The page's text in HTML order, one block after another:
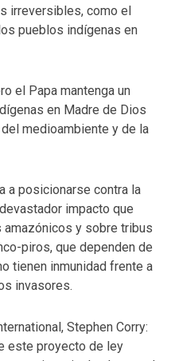
irreversibles, como el
pueblos indígenas en
el Papa mantenga un
en Madre de Dios
medioambiente y de la
a posicionarse contra la
impacto que
y sobre tribus
piros, que dependen de
tienen inmunidad frente a
invasores.
Stephen Corry:
este proyecto de ley